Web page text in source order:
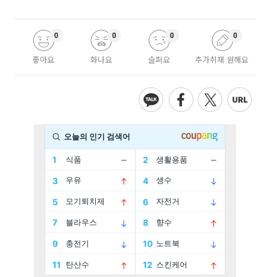
좋아요
0
화나요
0
슬퍼요
0
추가취재 원해요
0